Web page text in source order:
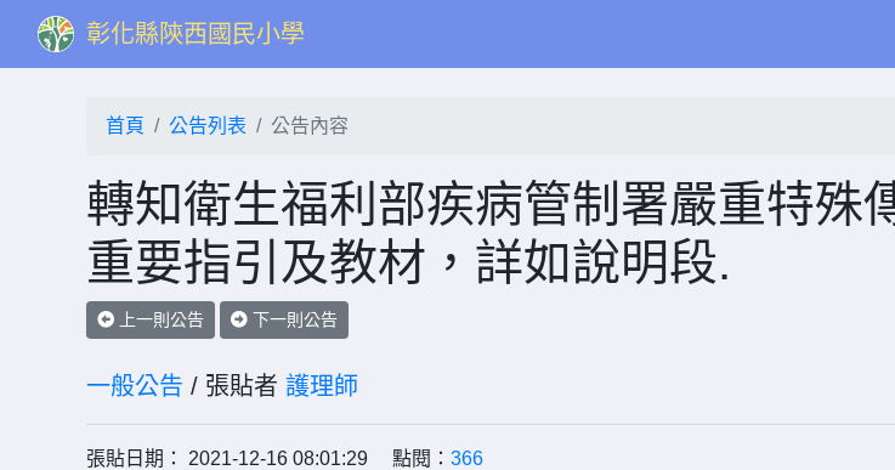
彰化縣陝西國民小學
首頁 公告列表 公告內容
轉知衛生福利部疾病管制署嚴重特殊
重要指引及教材，詳如說明段.
上一則公告 下一則公告
一般公告 / 張貼者 護理師
張貼日期： 2021-12-16 08:01:29 點閱： 366